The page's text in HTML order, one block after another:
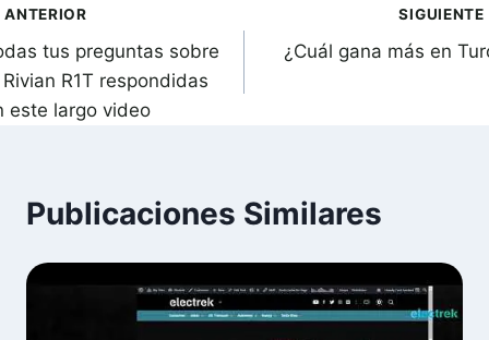
ANTERIOR
tus preguntas sobre
R1T respondidas
este largo video
SIGUIENTE
¿Cuál gana más en
Publicaciones Similares